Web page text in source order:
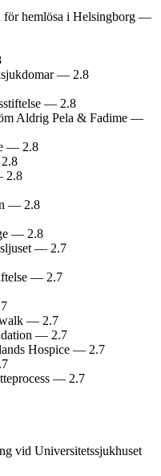
för hemlösa i Helsingborg —
— 2.8
— 2.8
Aldrig Pela & Fadime —
— 2.8
2.8
— 2.8
— 2.8
— 2.7
— 2.7
— 2.7
— 2.7
Hospice — 2.7
— 2.7
vid Universitets­sjukhuset